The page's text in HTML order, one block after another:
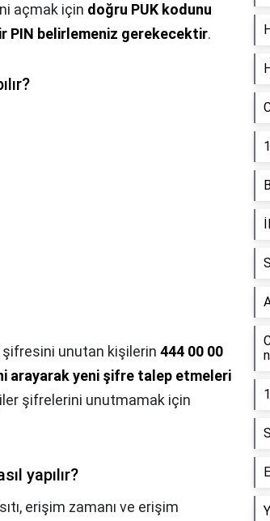
açmak için doğru PUK kodunu
PIN belirlemeniz gerekecektir.
şifresini unutan kişilerin 444 00 00
arayarak yeni şifre talep etmeleri
şifrelerini unutmamak için
yapılır?
erişim zamanı ve erişim